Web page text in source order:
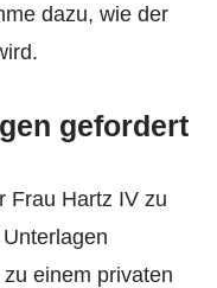
dazu, wie der
gefordert
Frau Hartz IV zu
einem privaten